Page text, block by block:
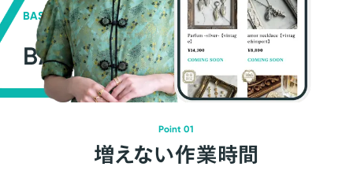
BASEの強み
BASEが強い3つの理由
Point 01
増えない作業時間